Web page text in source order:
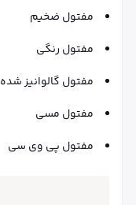
مفتول ضخیم
مفتول رنگی
مفتول گالوانیز شده
مفتول مسی
مفتول پی وی سی